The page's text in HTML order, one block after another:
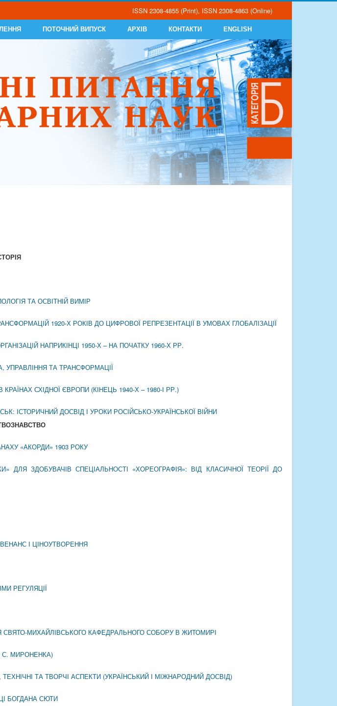
ISSN 2308-4855 (Print), ISSN 2308-4863 (Online)
ПОТОЧНИЙ ВИПУСК АРХІВ КОНТАКТИ ENGLISH
ТА ОСВІТНІЙ ВИМІР
1920-Х РОКІВ ДО ЦИФРОВОЇ РЕПРЕЗЕНТАЦІЇ В УМОВАХ ГЛОБАЛІЗАЦІЇ
НАПРИКІНЦІ 1950‑Х – НА ПОЧАТКУ 1960‑Х РР.
УПРАВЛІННЯ ТА ТРАНСФОРМАЦІЇ
СХІДНОЇ ЄВРОПИ (КІНЕЦЬ 1940-Х – 1980-І РР.)
ІСТОРИЧНИЙ ДОСВІД І УРОКИ РОСІЙСЬКО-УКРАЇНСЬКОЇ ВІЙНИ
«АКОРДИ» 1903 РОКУ
ДЛЯ ЗДОБУВАЧІВ СПЕЦІАЛЬНОСТІ «ХОРЕОГРАФІЯ»: ВІД КЛАСИЧНОЇ ТЕОРІЇ ДО
І ЦІНОУТВОРЕННЯ
РЕГУЛЯЦІЇ
МИХАЙЛІВСЬКОГО КАФЕДРАЛЬНОГО СОБОРУ В ЖИТОМИРІ
С. МИРОНЕНКА)
ТА ТВОРЧІ АСПЕКТИ (УКРАЇНСЬКИЙ І МІЖНАРОДНИЙ ДОСВІД)
БОГДАНА СЮТИ